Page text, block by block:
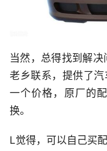
当然，总得找到解
老乡联系，提供了汽
一个价格，原厂的
换。
L觉得，可以自己买